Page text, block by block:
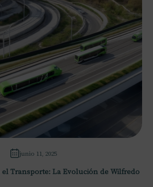
junio 11, 2025
Transporte: La Evolución de Wilfredo